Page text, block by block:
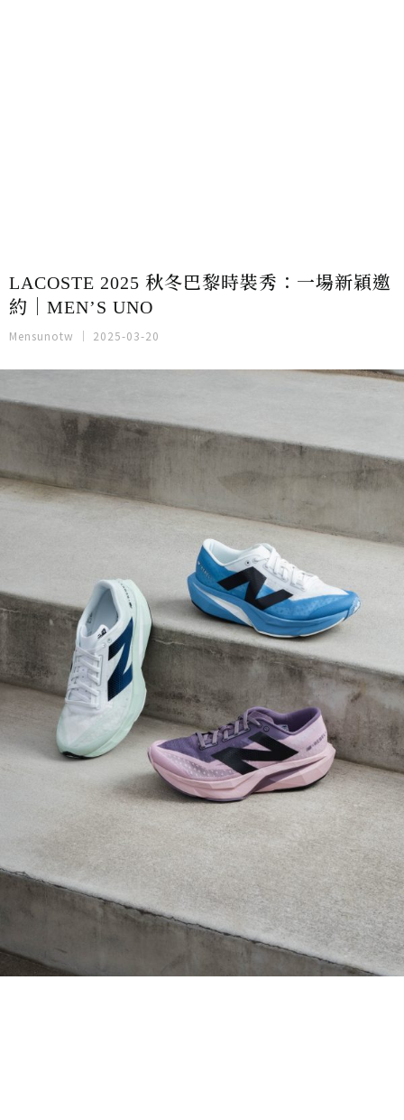
LACOSTE 2025 秋冬巴黎時裝秀：一場新穎邀
約｜MEN’S UNO
Mensunotw 2025-03-20